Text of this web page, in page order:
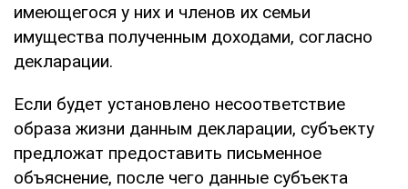
имеющегося у них и членов их семьи
имущества полученным доходами, согласно
декларации.
Если будет установлено несоответствие
образа жизни данным декларации, субъекту
предложат предоставить письменное
объяснение, после чего данные субъекта